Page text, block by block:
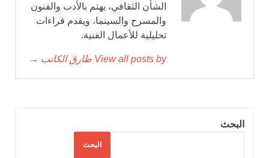
الشأن الثقافي، يهتم بالأدب والفنون
والمسرح والسينما، ويقدم قراءات
تحليلية للأعمال الفنية.
View all posts by طارق الكاتب →
البحث
البحث